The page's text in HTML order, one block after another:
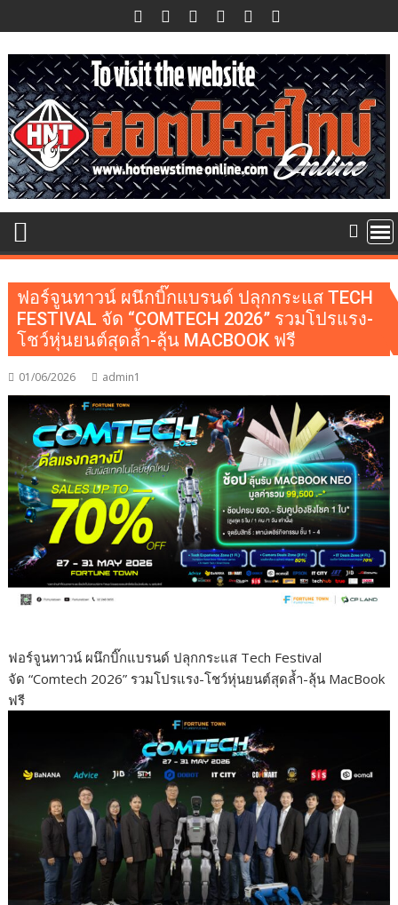
to
content
ฟอร์จูนทาวน์ ผนึกบิ๊กแบรนด์ ปลุกกระแส TECH
FESTIVAL จัด “COMTECH 2026” รวมโปรแรง-
โชว์หุ่นยนต์สุดล้ำ-ลุ้น MACBOOK ฟรี
01/06/2026 admin1
ฟอร์จูนทาวน์ ผนึกบิ๊กแบรนด์ ปลุกกระแส Tech Festival
จัด “Comtech 2026” รวมโปรแรง-โชว์หุ่นยนต์สุดล้ำ-ลุ้น MacBook
ฟรี